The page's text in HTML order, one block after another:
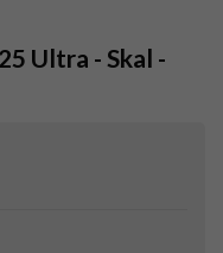
Ultra - Skal -